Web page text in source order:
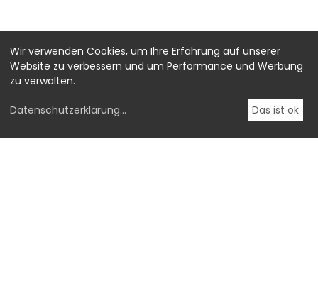
Wir verwenden Cookies, um Ihre Erfahrung auf unserer
Website zu verbessern und um Performance und Werbung
zu verwalten.
Datenschutzerklärung... Das ist ok